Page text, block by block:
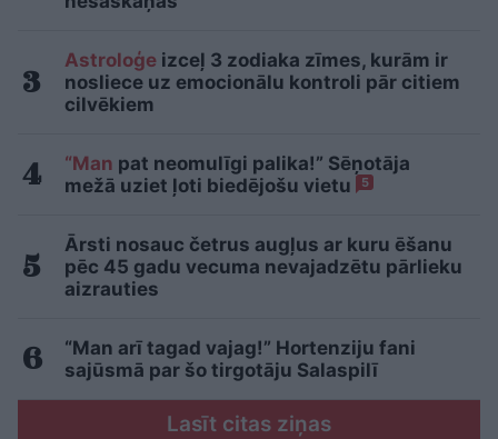
Astroloģe izceļ 3 zodiaka zīmes, kurām ir
nosliece uz emocionālu kontroli pār citiem
cilvēkiem
“Man pat neomulīgi palika!” Sēņotāja
mežā uziet ļoti biedējošu vietu
5
Ārsti nosauc četrus augļus ar kuru ēšanu
pēc 45 gadu vecuma nevajadzētu pārlieku
aizrauties
“Man arī tagad vajag!” Hortenziju fani
sajūsmā par šo tirgotāju Salaspilī
Lasīt citas ziņas